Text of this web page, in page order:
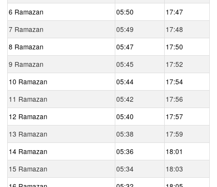
6 Ramazan
05:50
17:47
7 Ramazan
05:49
17:48
8 Ramazan
05:47
17:50
9 Ramazan
05:45
17:52
10 Ramazan
05:44
17:54
11 Ramazan
05:42
17:56
12 Ramazan
05:40
17:57
13 Ramazan
05:38
17:59
14 Ramazan
05:36
18:01
15 Ramazan
05:34
18:03